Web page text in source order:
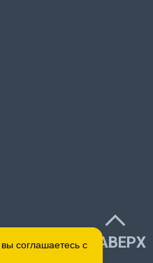
НАВЕРХ
соглашаетесь с